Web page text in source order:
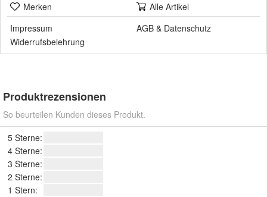
Merken
Alle Artikel
Impressum
AGB & Datenschutz
Widerrufsbelehrung
Produktrezensionen
So beurteilen Kunden dieses Produkt.
5 Sterne:
4 Sterne:
3 Sterne:
2 Sterne:
1 Stern: